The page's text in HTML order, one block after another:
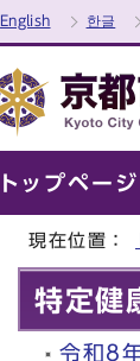
English 한글
トップページ
現在位置：
特定健
令和8